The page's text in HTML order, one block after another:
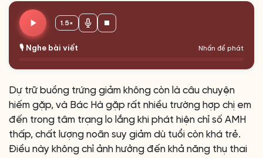
🎙️ Nghe bài viết Nhấn để phát
1.5×
Dự trữ buồng trứng giảm không còn là câu chuyện
hiếm gặp, và Bác Hà gặp rất nhiều trường hợp chị em
đến trong tâm trạng lo lắng khi phát hiện chỉ số AMH
thấp, chất lượng noãn suy giảm dù tuổi còn khá trẻ.
Điều này không chỉ ảnh hưởng đến khả năng thụ thai